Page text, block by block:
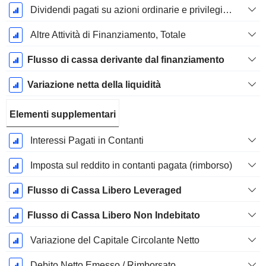
Dividendi pagati su azioni ordinarie e privilegiate
Altre Attività di Finanziamento, Totale
Flusso di cassa derivante dal finanziamento
Variazione netta della liquidità
Elementi supplementari
Interessi Pagati in Contanti
Imposta sul reddito in contanti pagata (rimborso)
Flusso di Cassa Libero Leveraged
Flusso di Cassa Libero Non Indebitato
Variazione del Capitale Circolante Netto